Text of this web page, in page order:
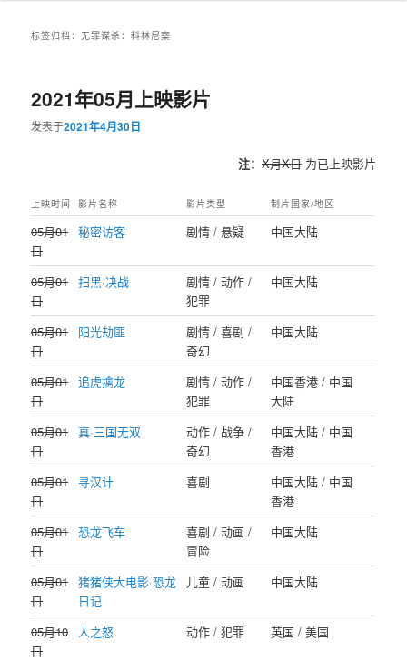
标签归档：无罪谋杀：科林尼案
2021年05月上映影片
发表于2021年4月30日
注： X月X日为已上映影片
上映时间 影片名称 影片类型 制片国家/地区
05月01
日
秘密访客 剧情 / 悬疑 中国大陆
05月01
日
扫黑·决战
剧情 / 动作 /
犯罪
中国大陆
05月01
日
阳光劫匪
剧情 / 喜剧 /
奇幻
中国大陆
05月01
日
追虎擒龙
剧情 / 动作 /
犯罪
中国香港 / 中国
大陆
05月01
日
真·三国无双
动作 / 战争 /
奇幻
中国大陆 / 中国
香港
05月01
日
寻汉计 喜剧
中国大陆 / 中国
香港
05月01
日
恐龙飞车
喜剧 / 动画 /
冒险
中国大陆
05月01
日
猪猪侠大电影·恐龙
日记
儿童 / 动画 中国大陆
05月10
日
人之怒 动作 / 犯罪 英国 / 美国